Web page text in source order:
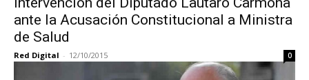
ante la Acusación Constitucional a Ministra
de Salud
Red Digital - 12/10/2015 0